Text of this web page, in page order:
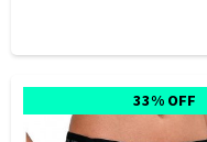
33% OFF